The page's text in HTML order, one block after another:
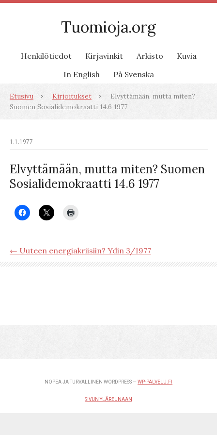
Tuomioja.org
Henkilötiedot Kirjavinkit Arkisto
Kuvia
In English
På Svenska
Etusivu Kirjoitukset
Elvyttämään, mutta miten?
Suomen Sosialidemokraatti 14.6 1977
1.1.1977
Elvyttämään, mutta miten? Suomen
Sosialidemokraatti 14.6 1977
← Uuteen energiakriisiin? Ydin 3/1977
NOPEA JA TURVALLINEN WORDPRESS — WP-PALVELU.FI
SIVUN YLÄREUNAAN